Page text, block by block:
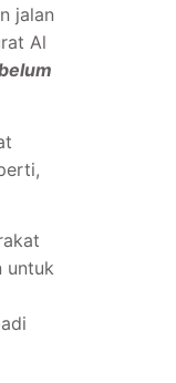
jalan
Al
untuk